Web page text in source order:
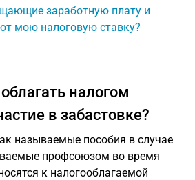
заработную плату и
мою налоговую ставку?
налогом
в забастовке?
называемые пособия в случае
профсоюзом во время
к налогооблагаемой